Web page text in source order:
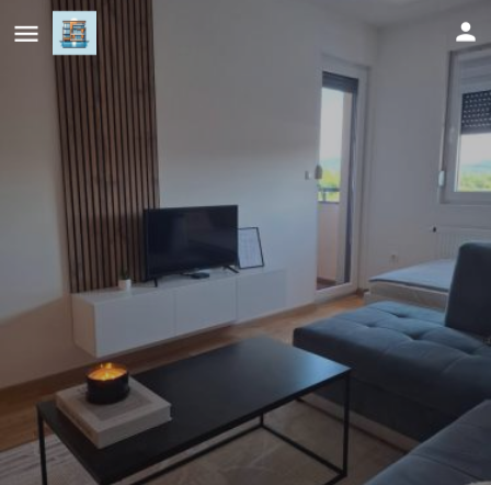
Apartman Atlas 1